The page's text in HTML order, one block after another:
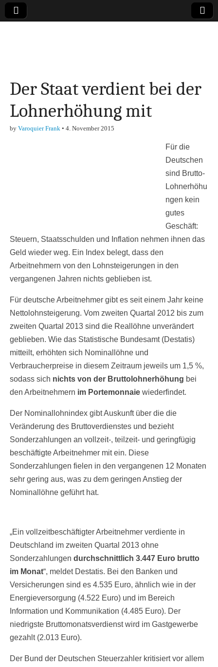
Finanzen,
Marketing-, Vertrieb-
& Investment-Tipps
Der Staat verdient bei der
Lohnerhöhung mit
by Varoquier Frank • 4. November 2015
Für die
Deutschen
sind Brutto-
Lohnerhöhu
ngen kein
gutes
Geschäft:
Steuern, Staatsschulden und Inflation nehmen ihnen das
Geld wieder weg. Ein Index belegt, dass den
Arbeitnehmern von den Lohnsteigerungen in den
vergangenen Jahren nichts geblieben ist.
Für deutsche Arbeitnehmer gibt es seit einem Jahr keine
Nettolohnsteigerung. Vom zweiten Quartal 2012 bis zum
zweiten Quartal 2013 sind die Reallöhne unverändert
geblieben. Wie das Statistische Bundesamt (Destatis)
mitteilt, erhöhten sich Nominallöhne und
Verbraucherpreise in diesem Zeitraum jeweils um 1,5 %,
sodass sich nichts von der Bruttolohnerhöhung bei
den Arbeitnehmern im Portemonnaie wiederfindet.
Der Nominallohnindex gibt Auskunft über die die
Veränderung des Bruttoverdienstes und bezieht
Sonderzahlungen an vollzeit-, teilzeit- und geringfügig
beschäftigte Arbeitnehmer mit ein. Diese
Sonderzahlungen fielen in den vergangenen 12 Monaten
sehr gering aus, was zu dem geringen Anstieg der
Nominallöhne geführt hat.
„Ein vollzeitbeschäftigter Arbeitnehmer verdiente in
Deutschland im zweiten Quartal 2013 ohne
Sonderzahlungen durchschnittlich 3.447 Euro brutto
im Monat“, meldet Destatis. Bei den Banken und
Versicherungen sind es 4.535 Euro, ähnlich wie in der
Energieversorgung (4.522 Euro) und im Bereich
Information und Kommunikation (4.485 Euro). Der
niedrigste Bruttomonatsverdienst wird im Gastgewerbe
gezahlt (2.013 Euro).
Der Bund der Deutschen Steuerzahler kritisiert vor allem